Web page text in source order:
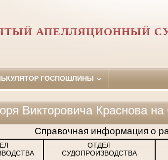
АПЕЛЛЯЦИОННЫЙ
ГОСПОШЛИНЫ
Краснова на
Справочная информация о
ОТДЕЛ
СУДОПРОИЗВОДСТВА